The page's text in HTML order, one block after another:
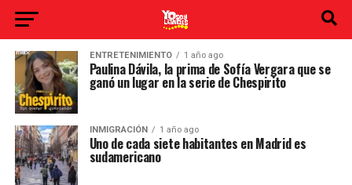
ENTRETENIMIENTO 1 año ago
Paulina Dávila, la prima de Sofía Vergara que se
ganó un lugar en la serie de Chespirito
INMIGRACIÓN 1 año ago
Uno de cada siete habitantes en Madrid es
sudamericano